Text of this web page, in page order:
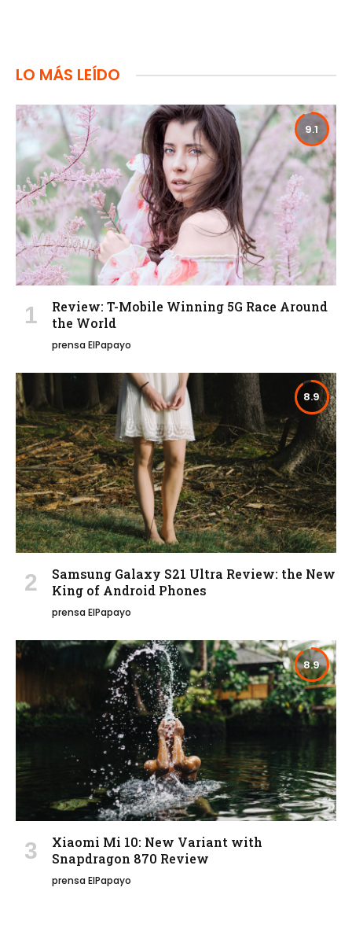
LO MÁS LEÍDO
9.1
Review: T-Mobile Winning 5G Race Around
the World
prensa ElPapayo
8.9
Samsung Galaxy S21 Ultra Review: the New
King of Android Phones
prensa ElPapayo
8.9
Xiaomi Mi 10: New Variant with
Snapdragon 870 Review
prensa ElPapayo